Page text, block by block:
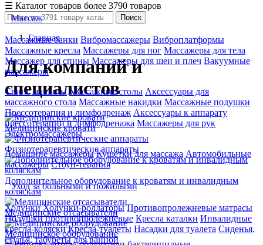
☰ Каталог товаров более 3790 товаров
Массаж
Массажные банки Вибромассажеры Виброплатформы
Массажные кресла Массажеры для ног Массажеры для тела
Массажер для спины Массажеры для шеи и плеч Вакуумные
массажеры
Свинг машины Массажные столы Аксессуары для
массажного стола Массажные накидки Массажные подушки
Прессотерапия и лимфодренаж Аксессуары к аппарату
прессотерапии и лимфодренажа Массажеры для рук
Электромассажеры
Домашние массажеры Кушетки для массажа Автомобильные
массажеры Стоун-терапия
Уход за больными и пожилыми
ХодункиХодунки-роллаторы Противопролежневые матрасы
Подушки противопролежневые Кресла каталки Инвалидные
кресла-коляски Кресла-туалеты Насадки для туалета Сиденья,
стулья, табуреты для ванной
Поиск
Главная
Для компаний и
специалистов
Медицинские кровати
Физиотерапевтические аппараты
Дополнительное оборудование к кроватям и инвалидным
коляскам
Медицинские отсасыватели
Медицинское оборудование